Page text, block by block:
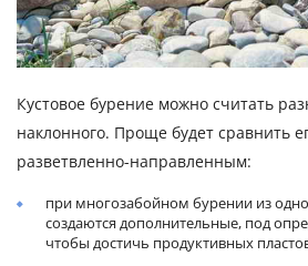
Кустовое бурение можно считать
наклонного. Проще будет сравнить
разветвленно-направленным:
при многозабойном бурении из
создаются дополнительные, под
чтобы достичь продуктивных